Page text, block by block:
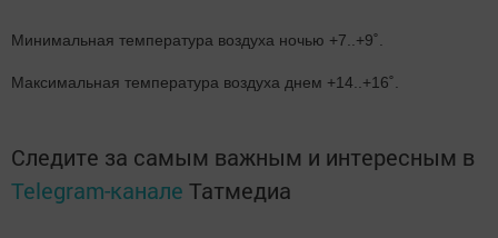
Минимальная температура воздуха ночью +7..+9˚.
Максимальная температура воздуха днем +14..+16˚.
Следите за самым важным и интересным в
Telegram-канале Татмедиа